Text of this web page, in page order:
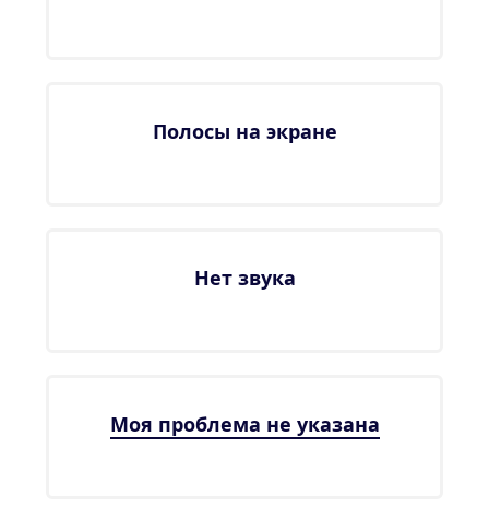
Полосы на экране
Нет звука
Моя проблема не указана